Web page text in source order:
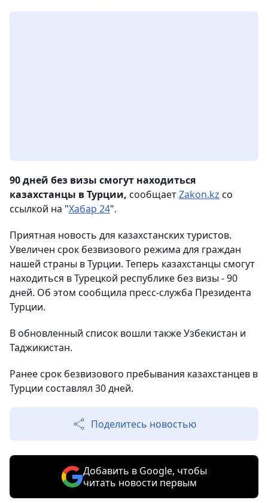
90 дней без визы смогут находиться
казахстанцы в Турции, сообщаетZakon.kz со
ссылкой на "Хабар 24".
Приятная новость для казахстанских туристов.
Увеличен срок безвизового режима для граждан
нашей страны в Турции. Теперь казахстанцы смогут
находиться в Турецкой республике без визы - 90
дней. Об этом сообщила пресс-служба Президента
Турции.
В обновленный список вошли также Узбекистан и
Таджикистан.
Ранее срок безвизового пребывания казахстанцев в
Турции составлял 30 дней.
Поделитесь новостью
Добавить в Google, чтобы
читать новости первым